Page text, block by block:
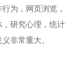
为，网页浏览
研究心理，统
非常重大。